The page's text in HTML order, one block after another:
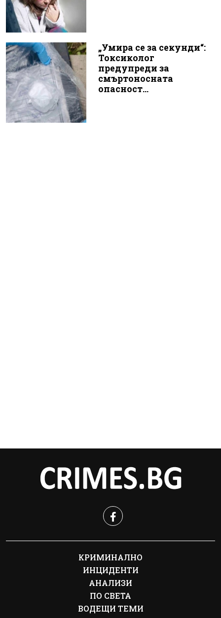
„Умира се за секунди“:
Токсиколог
предупреди за
смъртоносната
опасност...
КРИМИНАЛНО
ИНЦИДЕНТИ
АНАЛИЗИ
ПО СВЕТА
ВОДЕЩИ ТЕМИ